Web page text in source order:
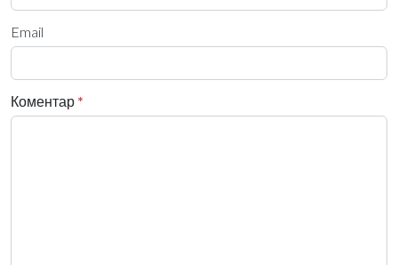
Email
Коментар *